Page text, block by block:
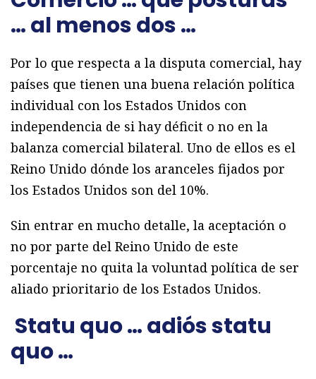
… al menos dos …
Por lo que respecta a la disputa comercial, hay
países que tienen una buena relación política
individual con los Estados Unidos con
independencia de si hay déficit o no en la
balanza comercial bilateral. Uno de ellos es el
Reino Unido dónde los aranceles fijados por
los Estados Unidos son del 10%.
Sin entrar en mucho detalle, la aceptación o
no por parte del Reino Unido de este
porcentaje no quita la voluntad política de ser
aliado prioritario de los Estados Unidos.
Statu quo … adiós statu
quo …